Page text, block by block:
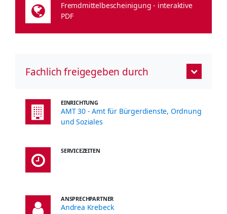
Fremdmittelbescheinigung - interaktive
PDF
Fachlich freigegeben durch
EINRICHTUNG
AMT 30 - Amt für Bürgerdienste, Ordnung
und Soziales
SERVICEZEITEN
ANSPRECHPARTNER
Andrea Krebeck